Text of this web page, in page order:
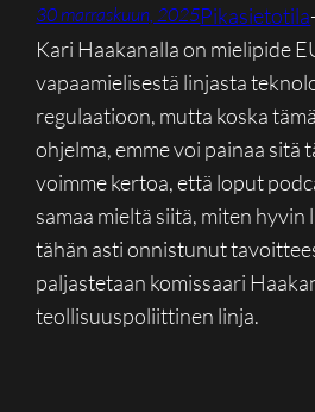
30 marraskuun, 2025Pikasietotila
Kari Haakanalla on mielipide
vapaamielisestä linjasta
regulaatioon, mutta koska
ohjelma, emme voi painaa sitä
voimme kertoa, että loput
samaa mieltä siitä, miten hyvin
tähän asti onnistunut
paljastetaan komissaari
teollisuuspoliittinen linja.